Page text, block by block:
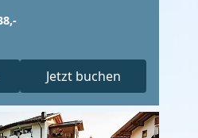
Jetzt buchen